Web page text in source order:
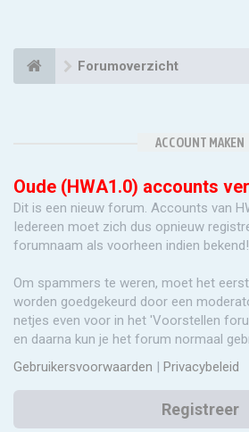
Forumoverzicht
ACCOUNT MAKEN
Oude (HWA1.0) accounts
Dit is een nieuw forum. Accounts van
Iedereen moet zich dus opnieuw
forumnaam als voorheen indien bekend!
Om spammers te weren, moet het
worden goedgekeurd door een
netjes even voor in het 'Voorstellen
en daarna kun je het forum normaal
Gebruikersvoorwaarden | Privacybeleid
Registreer